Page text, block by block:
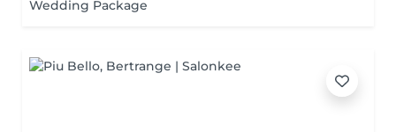
Wedding Package